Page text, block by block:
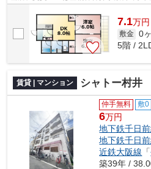
7.1万円
敷金 0
5階 /
賃貸 | マンション シャトー村井
仲手無料 敷0
6万円
地下鉄千日
地下鉄千日
近鉄大阪線 「
築39年 /